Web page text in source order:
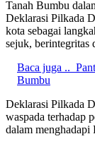
Tanah Bumbu
Deklarasi Pilkada
kota sebagai
sejuk, berintegritas
Baca juga ..
Bumbu
Deklarasi Pilkada
waspada terhadap
dalam menghadapi